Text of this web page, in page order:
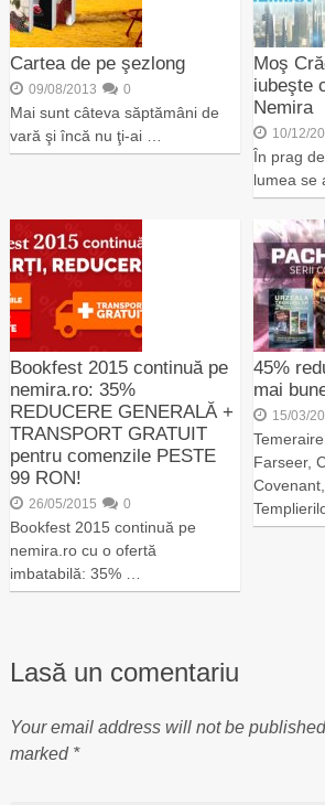
Cartea de pe şezlong
09/08/2013 0
Mai sunt câteva săptămâni de
vară şi încă nu ţi-ai …
Moş
iubeşte
Nemira
10/12/
În prag
lumea se
Bookfest 2015 continuă pe
nemira.ro: 35%
REDUCERE GENERALĂ +
TRANSPORT GRATUIT
pentru comenzile PESTE
99 RON!
26/05/2015 0
Bookfest 2015 continuă pe
nemira.ro cu o ofertă
imbatabilă: 35% …
45%
mai
15/03/
Farseer,
Lasă un comentariu
Your email address will not be
marked *